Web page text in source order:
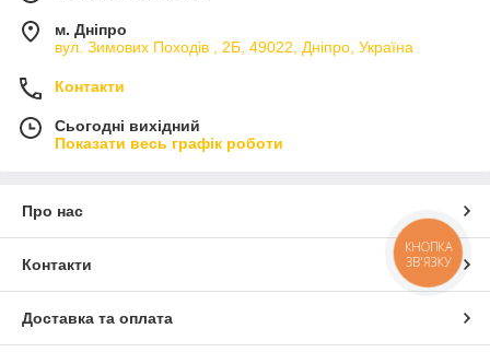
м. Дніпро
вул. Зимових Походiв , 2Б, 49022, Дніпро, Україна
Контакти
Сьогодні вихідний
Показати весь графік роботи
Про нас
Контакти
Доставка та оплата
КНОПКА
ЗВ'ЯЗКУ